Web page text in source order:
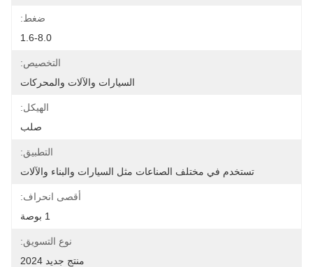
ضغط:
1.6-8.0
التخصيص:
السيارات والآلات والمحركات
الهيكل:
صلب
التطبيق:
تستخدم في مختلف الصناعات مثل السيارات والبناء والآلات
أقصى انحراف:
نوع التسويق:
منتج جديد 2024